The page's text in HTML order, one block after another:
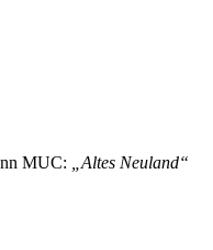
MUC: „Altes Neuland“